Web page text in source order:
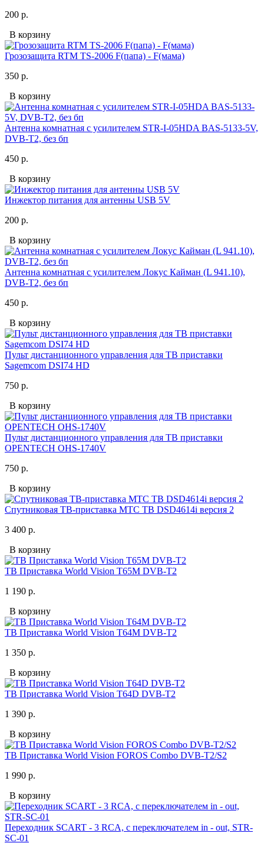
200 р.
В корзину
Грозозащита RTM TS-2006 F(папа) - F(мама)
350 р.
В корзину
Антенна комнатная с усилителем STR-I-05HDA BAS-5133-5V,
DVB-T2, без бп
450 р.
В корзину
Инжектор питания для антенны USB 5V
200 р.
В корзину
Антенна комнатная с усилителем Локус Кайман (L 941.10),
DVB-T2, без бп
450 р.
В корзину
Пульт дистанционного управления для ТВ приставки
Sagemcom DSI74 HD
750 р.
В корзину
Пульт дистанционного управления для ТВ приставки
OPENTECH OHS-1740V
750 р.
В корзину
Спутниковая ТВ-приставка МТС ТВ DSD4614i версия 2
3 400 р.
В корзину
ТВ Приставка World Vision T65M DVB-T2
1 190 р.
В корзину
ТВ Приставка World Vision T64M DVB-T2
1 350 р.
В корзину
ТВ Приставка World Vision T64D DVB-T2
1 390 р.
В корзину
ТВ Приставка World Vision FOROS Combo DVB-T2/S2
1 990 р.
В корзину
Переходник SCART - 3 RCA, с переключателем in - out, STR-
SC-01